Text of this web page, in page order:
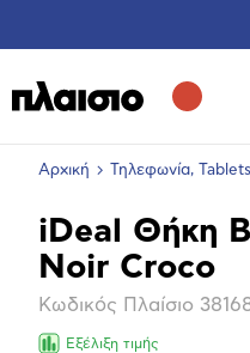
Αρχική Τηλεφωνία,
Βασικά
iDeal Θήκη
Noir Croco
Κωδικός Πλαίσιο
Εξέλιξη τιμής